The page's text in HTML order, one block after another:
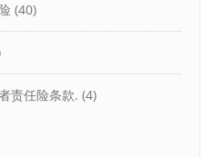
(40)
责任险条款. (4)